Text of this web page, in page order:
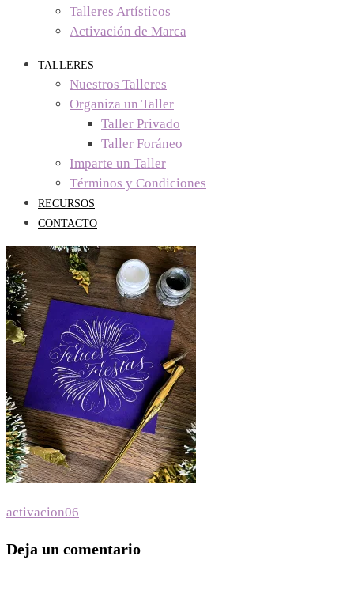
Talleres Artísticos
Activación de Marca
TALLERES
Nuestros Talleres
Organiza un Taller
Taller Privado
Taller Foráneo
Imparte un Taller
Términos y Condiciones
RECURSOS
CONTACTO
Navegación
de
activacion06
Deja un comentario